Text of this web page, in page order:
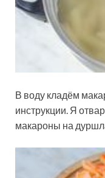
В воду кладём
инструкции. Я
макароны на